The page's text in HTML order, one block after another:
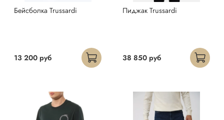
Бейсболка Trussardi
13 200 руб
Пиджак Trussardi
38 850 руб